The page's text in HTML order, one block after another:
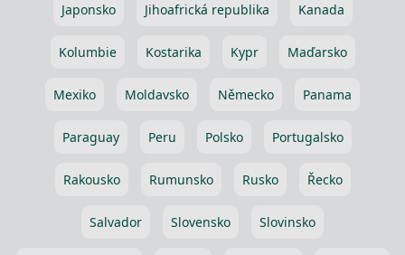
Japonsko Jihoafrická republika Kanada
Kolumbie Kostarika Kypr Maďarsko
Mexiko Moldavsko Německo Panama
Paraguay Peru Polsko Portugalsko
Rakousko Rumunsko Rusko Řecko
Salvador Slovensko Slovinsko